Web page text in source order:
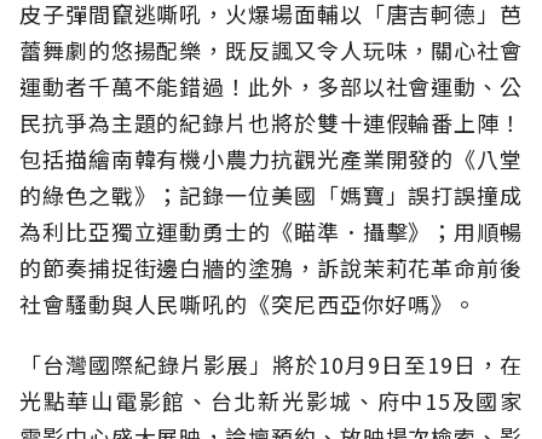
皮子彈間竄逃嘶吼，火爆場面輔以「唐吉軻德」芭
蕾舞劇的悠揚配樂，既反諷又令人玩味，關心社會
運動者千萬不能錯過！此外，多部以社會運動、公
民抗爭為主題的紀錄片也將於雙十連假輪番上陣！
包括描繪南韓有機小農力抗觀光產業開發的《八堂
的綠色之戰》；記錄一位美國「媽寶」誤打誤撞成
為利比亞獨立運動勇士的《瞄準．攝擊》；用順暢
的節奏捕捉街邊白牆的塗鴉，訴說茉莉花革命前後
社會騷動與人民嘶吼的《突尼西亞你好嗎》。
「台灣國際紀錄片影展」將於10月9日至19日，在
光點華山電影館、台北新光影城、府中15及國家